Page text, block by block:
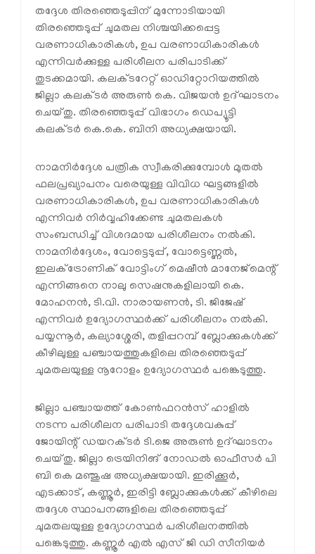
തദ്ദേശ തിരഞ്ഞെടുപ്പിന് മുന്നോടിയായി
തിരഞ്ഞെടുപ്പ് ചുമതല നിശ്ചയിക്കപ്പെട്ട
വരണാധികാരികൾ, ഉപ വരണാധികാരികൾ
എന്നിവർക്കുള്ള പരിശീലന പരിപാടിക്ക്
തുടക്കമായി. കലക്ടറേറ്റ് ഓഡിറ്റോറിയത്തിൽ
ജില്ലാ കലക്ടർ അരുൺ കെ. വിജയൻ ഉദ്ഘാടനം
ചെയ്തു. തിരഞ്ഞെടുപ്പ് വിഭാഗം ഡെപ്യൂട്ടി
കലക്ടർ കെ.കെ. ബിനി അധ്യക്ഷയായി.
നാമനിർദ്ദേശ പത്രിക സ്വീകരിക്കുമ്പോൾ മുതൽ
ഫലപ്രഖ്യാപനം വരെയുള്ള വിവിധ ഘട്ടങ്ങളിൽ
വരണാധികാരികൾ, ഉപ വരണാധികാരികൾ
എന്നിവർ നിർവ്വഹിക്കേണ്ട ചുമതലകൾ
സംബന്ധിച്ച് വിശദമായ പരിശീലനം നൽകി.
നാമനിർദ്ദേശം, വോട്ടെടുപ്പ്, വോട്ടെണ്ണൽ,
ഇലക്ട്രോണിക് വോട്ടിംഗ് മെഷീൻ മാനേജ്മെന്റ്
എന്നിങ്ങനെ നാലു സെഷനുകളിലായി കെ.
മോഹനൻ, ടി.വി. നാരായണൻ, ടി. ജിജേഷ്
എന്നിവർ ഉദ്യോഗസ്ഥർക്ക് പരിശീലനം നൽകി.
പയ്യന്നൂർ, കല്യാശ്ശേരി, തളിപ്പറമ്പ് ബ്ലോക്കുകൾക്ക്
കീഴിലുള്ള പഞ്ചായത്തുകളിലെ തിരഞ്ഞെടുപ്പ്
ചുമതലയുള്ള നൂറോളം ഉദ്യോഗസ്ഥർ പങ്കെടുത്തു.
ജില്ലാ പഞ്ചായത്ത് കോൺഫറൻസ് ഹാളിൽ
നടന്ന പരിശീലന പരിപാടി തദ്ദേശവകുപ്പ്
ജോയിന്റ് ഡയറക്ടർ ടി.ജെ അരുൺ ഉദ്ഘാടനം
ചെയ്തു. ജില്ലാ ട്രെയിനിങ് നോഡൽ ഓഫീസർ പി
ബി കെ മഞ്ജുഷ അധ്യക്ഷയായി. ഇരിക്കൂർ,
എടക്കാട്, കണ്ണൂർ, ഇരിട്ടി ബ്ലോക്കുകൾക്ക് കീഴിലെ
തദ്ദേശ സ്ഥാപനങ്ങളിലെ തിരഞ്ഞെടുപ്പ്
ചുമതലയുള്ള ഉദ്യോഗസ്ഥർ പരിശീലനത്തിൽ
പങ്കെടുത്തു. കണ്ണൂർ എൽ എസ് ജി ഡി സീനിയർ